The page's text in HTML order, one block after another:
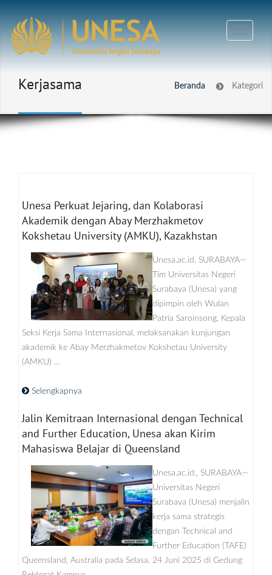
Kerjasama Beranda Kategori
Unesa Perkuat Jejaring, dan Kolaborasi
Akademik dengan Abay Merzhakmetov
Kokshetau University (AMKU), Kazakhstan
Unesa.ac.id. SURABAYA—
Tim Universitas Negeri
Surabaya (Unesa) yang
dipimpin oleh Wulan
Patria Saroinsong, Kepala
Seksi Kerja Sama Internasional, melaksanakan kunjungan
akademik ke Abay Merzhakmetov Kokshetau University
(AMKU) ...
Selengkapnya
Jalin Kemitraan Internasional dengan Technical
and Further Education, Unesa akan Kirim
Mahasiswa Belajar di Queensland
Unesa.ac.id., SURABAYA—
Universitas Negeri
Surabaya (Unesa) menjalin
kerja sama strategis
dengan Technical and
Further Education (TAFE)
Queensland, Australia pada Selasa, 24 Juni 2025 di Gedung